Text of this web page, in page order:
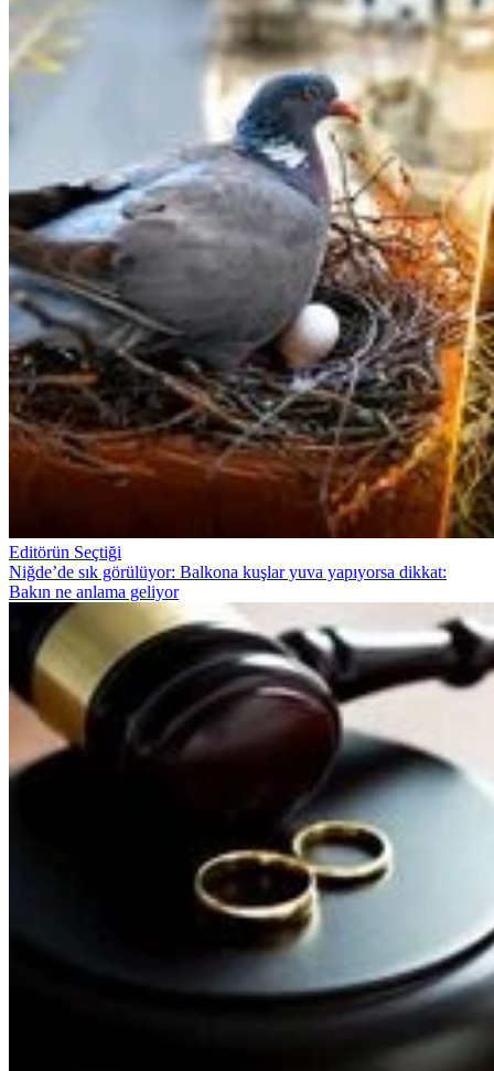
Editörün Seçtiği
Niğde’de sık görülüyor: Balkona kuşlar yuva yapıyorsa dikkat:
Bakın ne anlama geliyor